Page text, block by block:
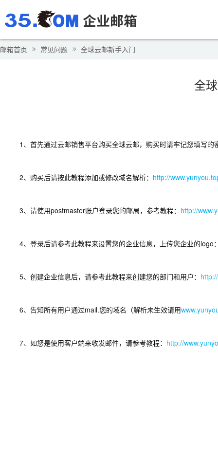
邮箱首页 常见问题 全球云邮新手入门
全
1、首先通过云邮销售平台购买全球云邮，购买时请牢记您填写的
2、购买后请按此教程添加或修改域名解析： http://
3、请使用postmaster账户登录您的邮局，参考教程： http://
4、登录后请参考此教程来设置您的企业信息，上传您企业的logo
5、创建企业信息后，请参考此教程来创建您的部门和用户：
6、告知所有用户通过mail.您的域名（解析未生效请用
7、如您是使用客户端来收发邮件，请参考教程： http://